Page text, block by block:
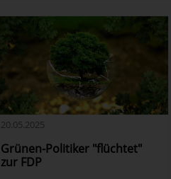
20.05.2025
Grünen-Politiker "flüchtet"
zur FDP